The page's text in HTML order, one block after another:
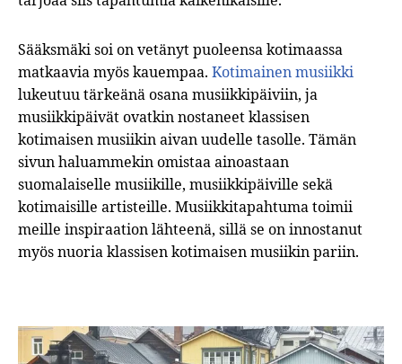
Sääksmäki soi on vetänyt puoleensa kotimaassa
matkaavia myös kauempaa. Kotimainen musiikki
lukeutuu tärkeänä osana musiikkipäiviin, ja
musiikkipäivät ovatkin nostaneet klassisen
kotimaisen musiikin aivan uudelle tasolle. Tämän
sivun haluammekin omistaa ainoastaan
suomalaiselle musiikille, musiikkipäiville sekä
kotimaisille artisteille. Musiikkitapahtuma toimii
meille inspiraation lähteenä, sillä se on innostanut
myös nuoria klassisen kotimaisen musiikin pariin.